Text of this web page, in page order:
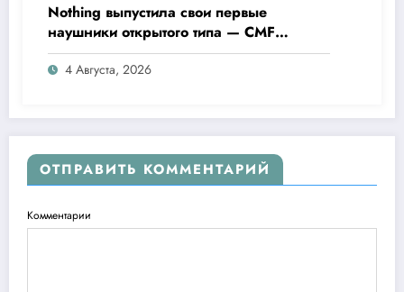
Nothing выпустила свои первые
наушники открытого типа — CMF
Clip Pro
4 Августа, 2026
ОТПРАВИТЬ КОММЕНТАРИЙ
Комментарии